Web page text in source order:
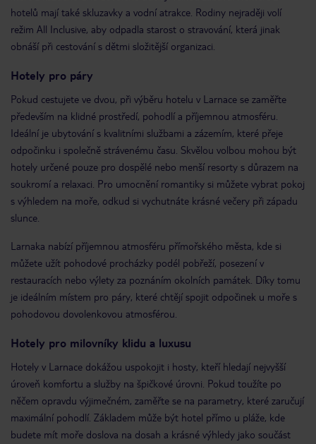
hotelů mají také skluzavky a vodní atrakce. Rodiny nejraději volí
režim All Inclusive, aby odpadla starost o stravování, která jinak
obnáší při cestování s dětmi složitější organizaci.
Hotely pro páry
Pokud cestujete ve dvou, při výběru hotelu v Larnace se zaměřte
především na klidné prostředí, pohodlí a příjemnou atmosféru.
Ideální je ubytování s kvalitními službami a zázemím, které přeje
odpočinku i společně strávenému času. Skvělou volbou mohou být
hotely určené pouze pro dospělé nebo menší resorty s důrazem na
soukromí a relaxaci. Pro umocnění romantiky si můžete vybrat pokoj
s výhledem na moře, odkud si vychutnáte krásné večery při západu
slunce.
Larnaka nabízí příjemnou atmosféru přímořského města, kde si
můžete užít pohodové procházky podél pobřeží, posezení v
restauracích nebo výlety za poznáním okolních památek. Díky tomu
je ideálním místem pro páry, které chtějí spojit odpočinek u moře s
pohodovou dovolenkovou atmosférou.
Hotely pro milovníky klidu a luxusu
Hotely v Larnace dokážou uspokojit i hosty, kteří hledají nejvyšší
úroveň komfortu a služby na špičkové úrovni. Pokud toužíte po
něčem opravdu výjimečném, zaměřte se na parametry, které zaručují
maximální pohodlí. Základem může být hotel přímo u pláže, kde
budete mít moře doslova na dosah a krásné výhledy jako součást